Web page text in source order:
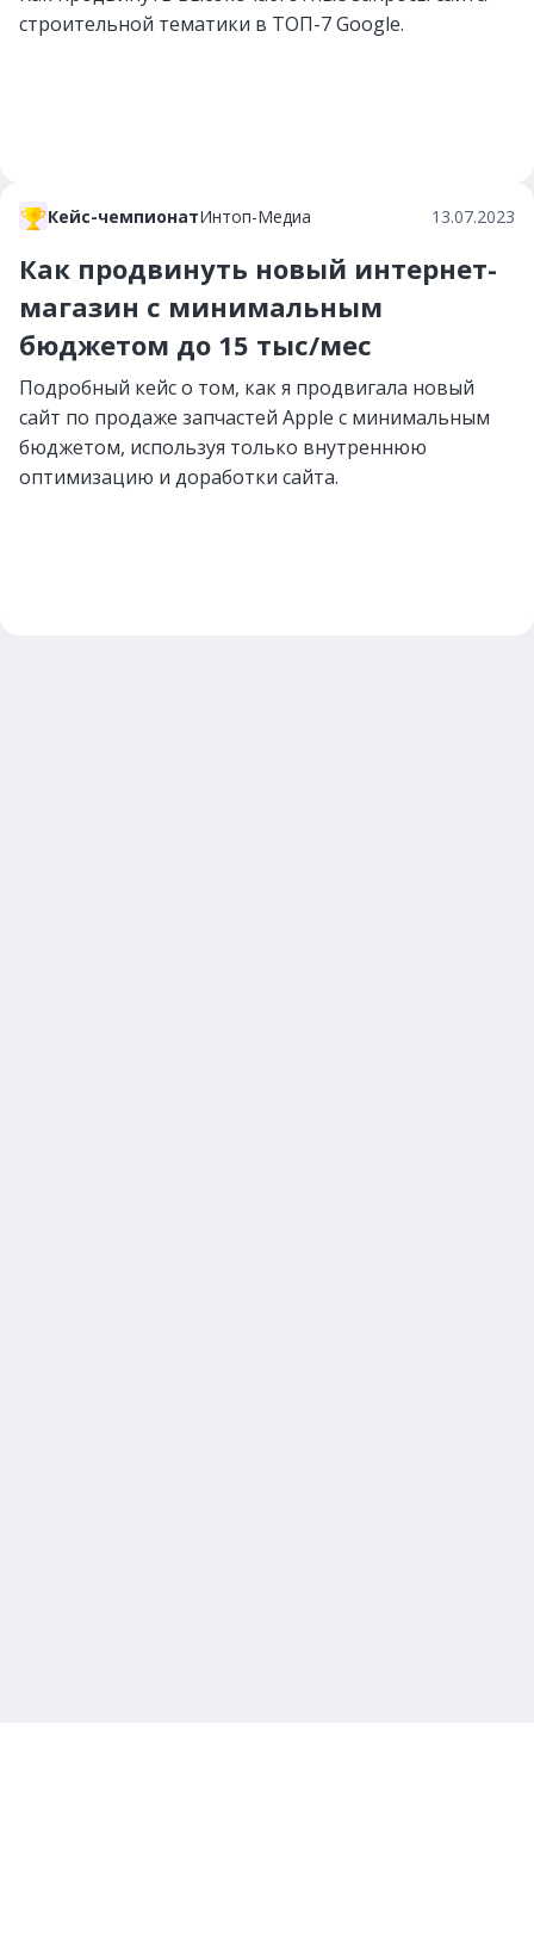
строительной тематики в ТОП-7 Google.
Кейс-чемпионатИнтоп-Медиа 13.07.2023
Как продвинуть новый интернет-
магазин с минимальным
бюджетом до 15 тыс/мес
Подробный кейс о том, как я продвигала новый
сайт по продаже запчастей Apple c минимальным
бюджетом, используя только внутреннюю
оптимизацию и доработки сайта.